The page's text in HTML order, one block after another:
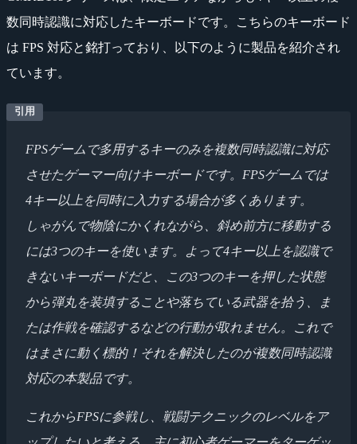
数同時認識に対応したキーボードです。こちらのキーボード
は FPS 対応と銘打っており、以下のように製品を紹介され
ています。
FPSゲームで多用するキーのみを複数同時認識に対応
させたゲーマー向けキーボードです。FPSゲームでは
4キー以上を同時に入力する場合が多くあります。
しゃがんで物陰にかくれながら、斜め前方に移動する
には3つのキーを使います。よって4キー以上を認識で
きないキーボードだと、この3つのキーを押した状態
から弾丸を装填することや落ちている武器を拾う、ま
たは作戦を確認するなどの行動が取れません。これで
はまさに動く標的！それを解決したのが複数同時認識
対応の本製品です。
これからFPSに参戦し、戦闘テクニックのレベルをア